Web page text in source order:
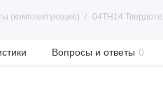
(комплектующие) 04TH14
Вопросы и ответы 0